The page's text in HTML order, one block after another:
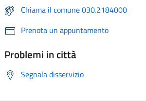
Chiama il comune 030.2184000
Prenota un appuntamento
Problemi in città
Segnala disservizio